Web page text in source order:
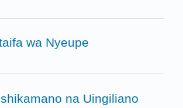
wa Nyeupe
na Uingiliano